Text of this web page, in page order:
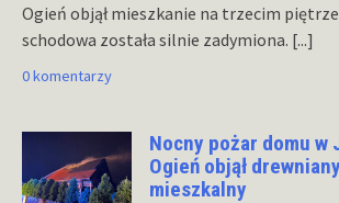
Ogień objął mieszkanie na trzecim
schodowa została silnie zadymiona. [...]
0 komentarzy
Nocny pożar domu w
Ogień objął
mieszkalny